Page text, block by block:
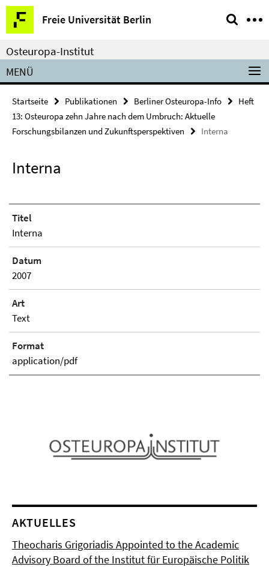
Springe
direkt
zu
Inhalt
Freie Universität Berlin
Service-
Navigation
Osteuropa-Institut
MENÜ
Startseite Publikationen Berliner Osteuropa-Info
Heft
13: Osteuropa zehn Jahre nach dem Umbruch: Aktuelle
Forschungsbilanzen und Zukunftsperspektiven
Interna
Interna
Titel
Interna
Datum
2007
Art
Text
Format
application/pdf
AKTUELLES
Theocharis Grigoriadis Appointed to the Academic
Advisory Board of the Institut für Europäische Politik